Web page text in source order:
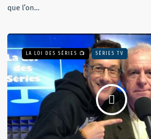
que l’on…
LA LOI DES SÉRIES 📺 SÉRIES TV